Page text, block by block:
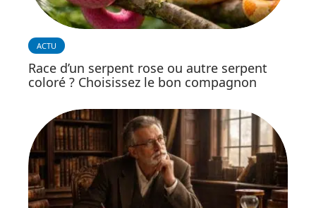
ACTU
Race d’un serpent rose ou autre serpent
coloré ? Choisissez le bon compagnon